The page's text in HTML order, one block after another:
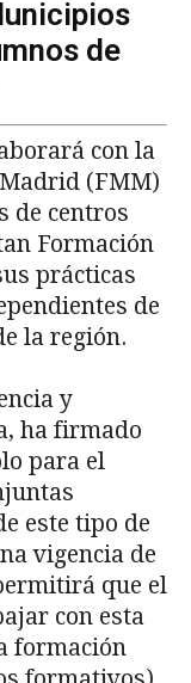
de
con la
(FMM)
de centros
Formación
prácticas
de
la región.
y
ha firmado
para el
este tipo de
vigencia de
que el
con esta
formación